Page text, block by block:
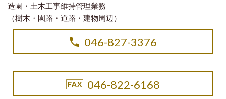
造園・土木工事維持管理業務
（樹木・園路・道路・建物周辺）
046-827-3376
046-822-6168